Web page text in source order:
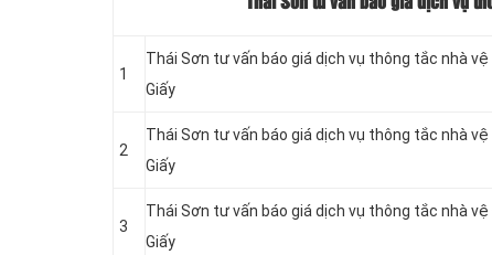
1
Thái Sơn tư vấn báo giá dịch vụ thông tắc nhà
Giấy
2
Thái Sơn tư vấn báo giá dịch vụ thông tắc nhà
Giấy
3
Thái Sơn tư vấn báo giá dịch vụ thông tắc nhà
Giấy